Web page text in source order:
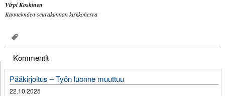
Virpi Koskinen
Kannelmäen seurakunnan kirkkoherra
Kommentit
Pääkirjoitus – Työn luonne muuttuu
22.10.2025